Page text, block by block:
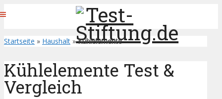
Startseite » Haushalt »Kühlelemente
Kühlelemente Test &
Vergleich